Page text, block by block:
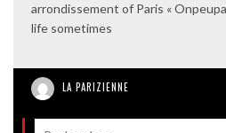
arrondissement of Paris «
life sometimes
LA PARIZIENNE